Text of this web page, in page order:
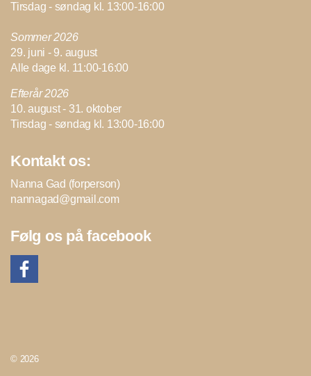
Tirsdag - søndag kl. 13:00-16:00
Sommer 2026
29. juni - 9. august
Alle dage kl. 11:00-16:00
Efterår 2026
10. august - 31. oktober
Tirsdag - søndag kl. 13:00-16:00
Kontakt os:
Nanna Gad (forperson)
nannagad@gmail.com
Følg os på facebook
© 2026